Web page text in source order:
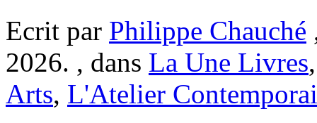
Ecrit par Philippe Chauché
2026. , dans La Une Livres
Arts, L'Atelier